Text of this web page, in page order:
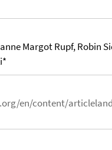
Margot Rupf, Robin
en/content/